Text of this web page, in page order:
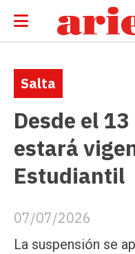
Desde el
estará
Estudiantil
La suspensión se
Salta
07/07/2026